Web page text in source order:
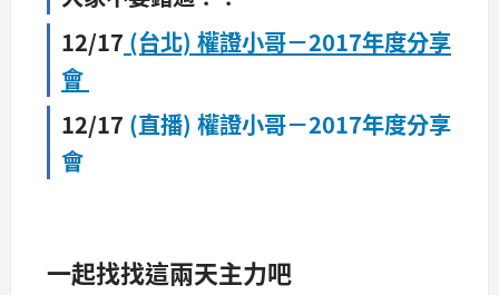
12/17 (台北) 權證小哥－2017年度分享
會
12/17 (直播) 權證小哥－2017年度分享
會
一起找找這兩天主力吧